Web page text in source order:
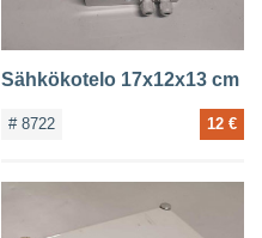
Sähkökotelo 17x12x13 cm
# 8722 12 €